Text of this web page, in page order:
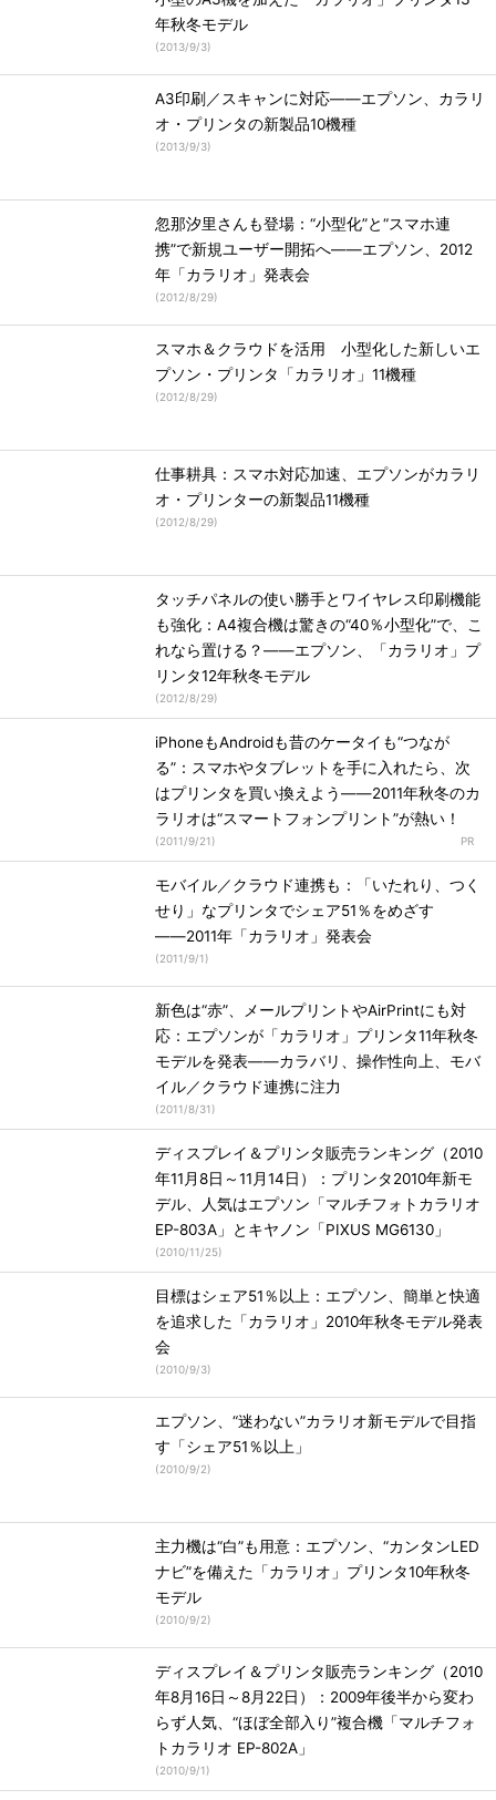
年秋冬モデル
(2013/9/3)
A3印刷／スキャンに対応――エプソン、カラリ
オ・プリンタの新製品10機種
(2013/9/3)
忽那汐里さんも登場：“小型化”と“スマホ連
携”で新規ユーザー開拓へ――エプソン、2012
年「カラリオ」発表会
(2012/8/29)
スマホ＆クラウドを活用 小型化した新しいエ
プソン・プリンタ「カラリオ」11機種
(2012/8/29)
仕事耕具：スマホ対応加速、エプソンがカラリ
オ・プリンターの新製品11機種
(2012/8/29)
タッチパネルの使い勝手とワイヤレス印刷機能
も強化：A4複合機は驚きの“40％小型化”で、こ
れなら置ける？――エプソン、「カラリオ」プ
リンタ12年秋冬モデル
(2012/8/29)
iPhoneもAndroidも昔のケータイも“つなが
る”：スマホやタブレットを手に入れたら、次
はプリンタを買い換えよう――2011年秋冬のカ
ラリオは“スマートフォンプリント”が熱い！
(2011/9/21)
モバイル／クラウド連携も：「いたれり、つく
せり」なプリンタでシェア51％をめざす
――2011年「カラリオ」発表会
(2011/9/1)
新色は“赤”、メールプリントやAirPrintにも対
応：エプソンが「カラリオ」プリンタ11年秋冬
モデルを発表――カラバリ、操作性向上、モバ
イル／クラウド連携に注力
(2011/8/31)
ディスプレイ＆プリンタ販売ランキング（2010
年11月8日～11月14日）：プリンタ2010年新モ
デル、人気はエプソン「マルチフォトカラリオ
EP-803A」とキヤノン「PIXUS MG6130」
(2010/11/25)
目標はシェア51％以上：エプソン、簡単と快適
を追求した「カラリオ」2010年秋冬モデル発表
会
(2010/9/3)
エプソン、“迷わない”カラリオ新モデルで目指
す「シェア51％以上」
(2010/9/2)
主力機は“白”も用意：エプソン、“カンタンLED
ナビ”を備えた「カラリオ」プリンタ10年秋冬
モデル
(2010/9/2)
ディスプレイ＆プリンタ販売ランキング（2010
年8月16日～8月22日）：2009年後半から変わ
らず人気、“ほぼ全部入り”複合機「マルチフォ
トカラリオ EP-802A」
(2010/9/1)